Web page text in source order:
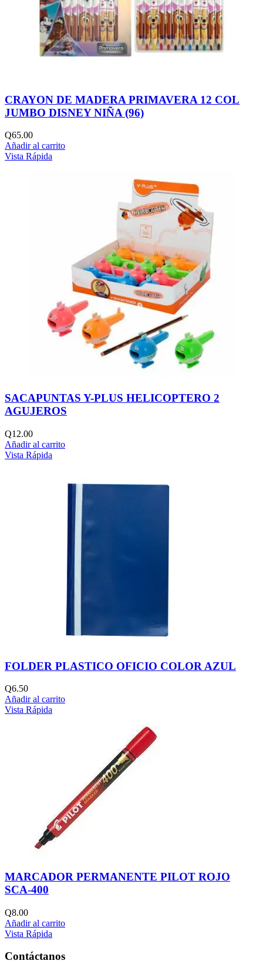
CRAYON DE MADERA PRIMAVERA 12 COL
JUMBO DISNEY NIÑA (96)
Q65.00
Añadir al carrito
Vista Rápida
SACAPUNTAS Y-PLUS HELICOPTERO 2
AGUJEROS
Q12.00
Añadir al carrito
Vista Rápida
FOLDER PLASTICO OFICIO COLOR AZUL
Q6.50
Añadir al carrito
Vista Rápida
MARCADOR PERMANENTE PILOT ROJO
SCA-400
Q8.00
Añadir al carrito
Vista Rápida
Contáctanos